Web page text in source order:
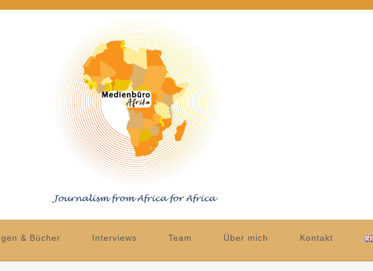
& Bücher Interviews Team Über mich Kontakt